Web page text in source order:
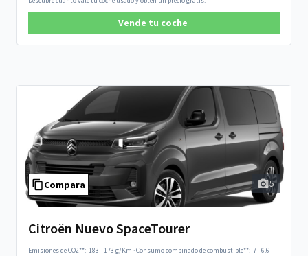
Vende tu coche
Compara 5
Citroën Nuevo SpaceTourer
Emisiones de CO2**: 183 - 173 g/Km ·Consumo combinado de combustible**: 7 - 6.6